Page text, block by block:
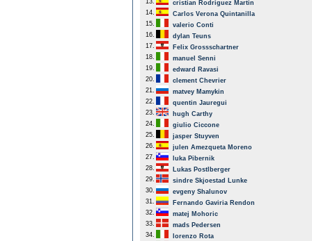
13.
cristian Rodriguez Martin
14.
Carlos Verona Quintanilla
15.
valerio Conti
16.
dylan Teuns
17.
Felix Grossschartner
18.
manuel Senni
19.
edward Ravasi
20.
clement Chevrier
21.
matvey Mamykin
22.
quentin Jauregui
23.
hugh Carthy
24.
giulio Ciccone
25.
jasper Stuyven
26.
julen Amezqueta Moreno
27.
luka Pibernik
28.
Lukas Postlberger
29.
sindre Skjoestad Lunke
30.
evgeny Shalunov
31.
Fernando Gaviria Rendon
32.
matej Mohoric
33.
mads Pedersen
34.
lorenzo Rota